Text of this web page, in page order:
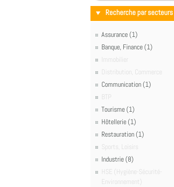
Recherche par secteurs
Assurance (1)
Banque, Finance (1)
Immobilier
Distribution, Commerce
Communication (1)
BTP
Tourisme (1)
Hôtellerie (1)
Restauration (1)
Sports, Loisirs
Industrie (8)
HSE (Hygiène-Sécurité-
Environnement)